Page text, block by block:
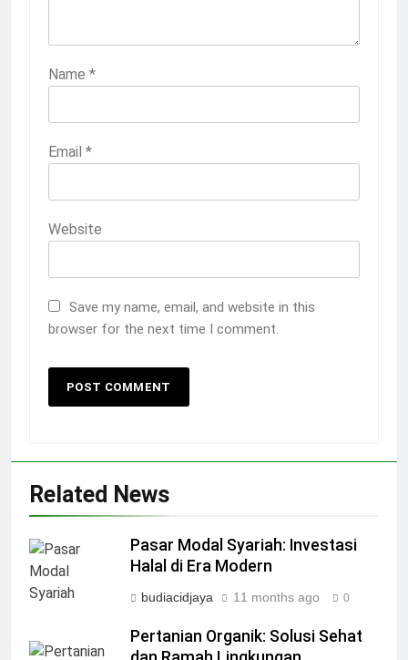
Name *
Email *
Website
Save my name, email, and website in this
browser for the next time I comment.
Related News
Pasar Modal Syariah: Investasi
Halal di Era Modern
budiacidjaya 11 months ago 0
Pertanian Organik: Solusi Sehat